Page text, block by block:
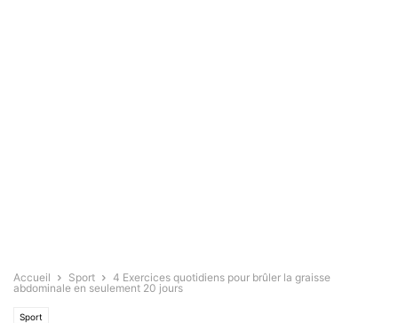
Accueil Sport
4 Exercices quotidiens pour brûler la graisse
abdominale en seulement 20 jours
Sport